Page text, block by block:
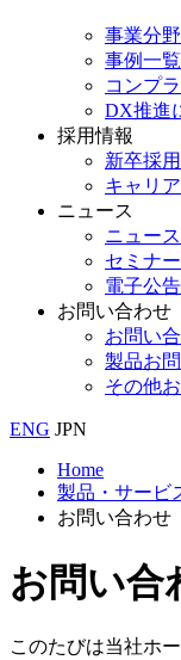
事業分野
事例一覧
コンプ
DX推進
採用情報
新卒採用
キャリ
ニュース
ニュース
セミナー
電子公告
お問い合わせ
お問い
製品お
その他
ENG JPN
Home
製品・サービ
お問い合わせ
お問い合
このたびは当社ホ